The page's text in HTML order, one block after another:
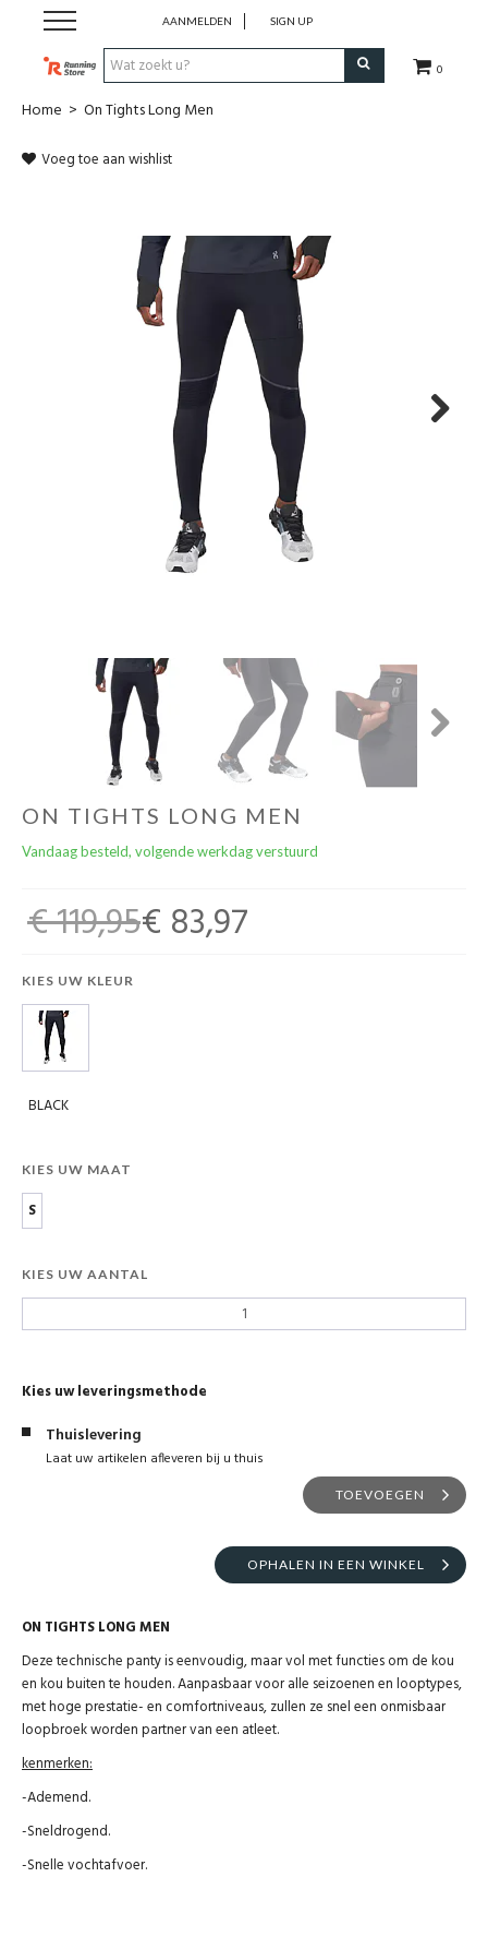
0
AANMELDEN SIGN UP
SALE
Home > On Tights Long Men
Voeg toe aan wishlist
ON TIGHTS LONG MEN
Vandaag besteld, volgende werkdag verstuurd
€ 119,95€ 83,97
KIES UW KLEUR
BLACK
KIES UW MAAT
S
KIES UW AANTAL
Kies uw leveringsmethode
Thuislevering
Laat uw artikelen afleveren bij u thuis
TOEVOEGEN
OPHALEN IN EEN WINKEL
ON TIGHTS LONG MEN
Deze technische panty is eenvoudig, maar vol met functies om de kou
en kou buiten te houden. Aanpasbaar voor alle seizoenen en looptypes,
met hoge prestatie- en comfortniveaus, zullen ze snel een onmisbaar
loopbroek worden partner van een atleet.
kenmerken:
-Ademend.
-Sneldrogend.
-Snelle vochtafvoer.